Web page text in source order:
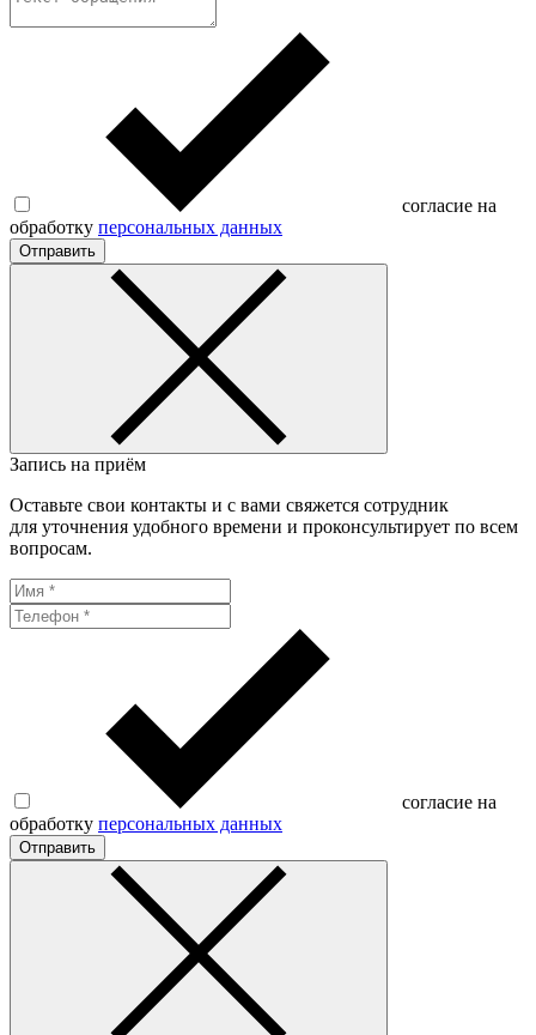
согласие на
обработку персональных данных
Отправить
Запись на приём
Оставьте свои контакты и с вами свяжется сотрудник
для уточнения удобного времени и проконсультирует по всем
вопросам.
согласие на
обработку персональных данных
Отправить